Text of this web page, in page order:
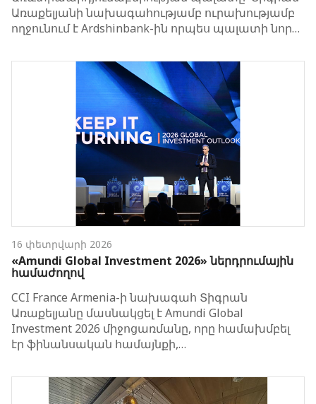
Առաքելյանի նախագահությամբ ուրախությամբ
ողջունում է Ardshinbank-ին որպես պալատի նոր…
16 փետրվարի 2026
«Amundi Global Investment 2026» ներդրումային
համաժողով
CCI France Armenia-ի նախագահ Տիգրան
Առաքելյանը մասնակցել է Amundi Global
Investment 2026 միջոցառմանը, որը համախմբել
էր ֆինանսական համայնքի,…